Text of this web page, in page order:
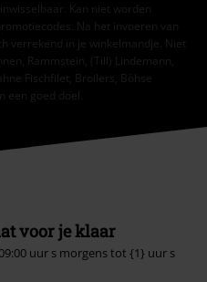
Kan niet worden
Na het invoeren van
verrekend in je winkelmandje. Niet
Rammstein, (Till) Lindemann,
Fischfilet, Broilers, Böhse
een goed doel.
voor je klaar
uur s morgens tot {1} uur s